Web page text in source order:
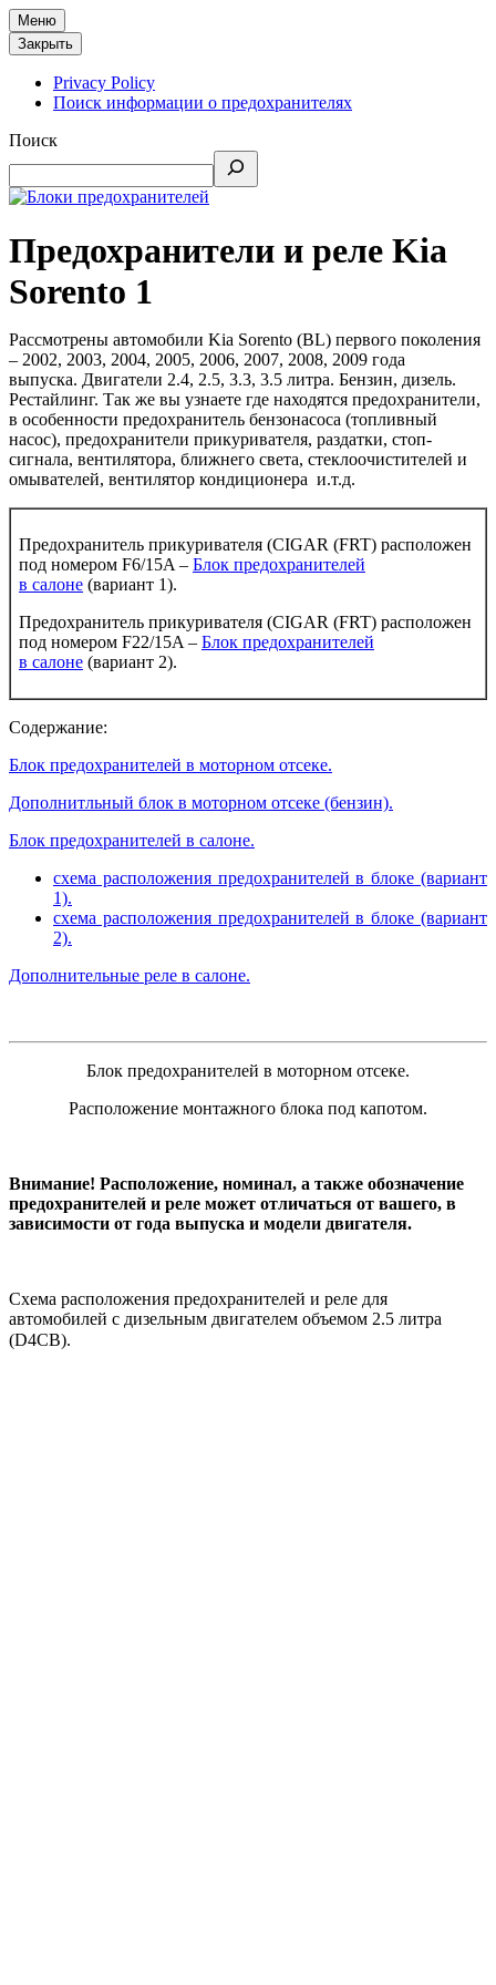
Меню
Закрыть
Privacy Policy
Поиск информации о предохранителях
Поиск
Предохранители и реле Kia
Sorento 1
Рассмотрены автомобили Kia Sorento (BL) первого поколения
– 2002, 2003, 2004, 2005, 2006, 2007, 2008, 2009 года
выпуска. Двигатели 2.4, 2.5, 3.3, 3.5 литра. Бензин, дизель.
Рестайлинг. Так же вы узнаете где находятся предохранители,
в особенности предохранитель бензонасоса (топливный
насос), предохранители прикуривателя, раздатки, стоп-
сигнала, вентилятора, ближнего света, стеклоочистителей и
омывателей, вентилятор кондиционера и.т.д.
Предохранитель прикуривателя (CIGAR (FRT) расположен
под номером F6/15A – Блок предохранителей
в салоне (вариант 1).
Предохранитель прикуривателя (CIGAR (FRT) расположен
под номером F22/15A – Блок предохранителей
в салоне (вариант 2).
Содержание:
Блок предохранителей в моторном отсеке.
Дополнитльный блок в моторном отсеке (бензин).
Блок предохранителей в салоне.
схема расположения предохранителей в блоке (вариант
1).
схема расположения предохранителей в блоке (вариант
2).
Дополнительные реле в салоне.
Блок предохранителей в моторном отсеке.
Расположение монтажного блока под капотом.
Внимание! Расположение, номинал, а также обозначение
предохранителей и реле может отличаться от вашего, в
зависимости от года выпуска и модели двигателя.
Схема расположения предохранителей и реле для
автомобилей с дизельным двигателем объемом 2.5 литра
(D4CB).